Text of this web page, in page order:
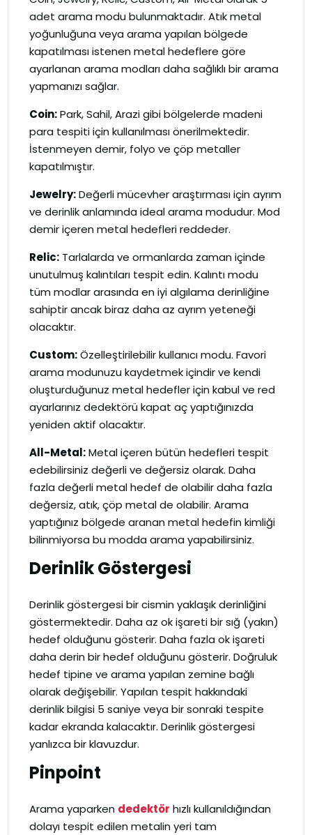
adet arama modu bulunmaktadır. Atık metal
yoğunluğuna veya arama yapılan bölgede
kapatılması istenen metal hedeflere göre
ayarlanan arama modları daha sağlıklı bir arama
yapmanızı sağlar.
Coin:Park, Sahil, Arazi gibi bölgelerde madeni
para tespiti için kullanılması önerilmektedir.
İstenmeyen demir, folyo ve çöp metaller
kapatılmıştır.
Jewelry:Değerli mücevher araştırması için ayrım
ve derinlik anlamında ideal arama modudur. Mod
demir içeren metal hedefleri reddeder.
Relic: Tarlalarda ve ormanlarda zaman içinde
unutulmuş kalıntıları tespit edin. Kalıntı modu
tüm modlar arasında en iyi algılama derinliğine
sahiptir ancak biraz daha az ayrım yeteneği
olacaktır.
Custom:Özelleştirilebilir kullanıcı modu. Favori
arama modunuzu kaydetmek içindir ve kendi
oluşturduğunuz metal hedefler için kabul ve red
ayarlarınız dedektörü kapat aç yaptığınızda
yeniden aktif olacaktır.
All-Metal:Metal içeren bütün hedefleri tespit
edebilirsiniz değerli ve değersiz olarak. Daha
fazla değerli metal hedef de olabilir daha fazla
değersiz, atık, çöp metal de olabilir. Arama
yaptığınız bölgede aranan metal hedefin kimliği
bilinmiyorsa bu modda arama yapabilirsiniz.
Derinlik Göstergesi
Derinlik göstergesi bir cismin yaklaşık derinliğini
göstermektedir. Daha az ok işareti bir sığ (yakın)
hedef olduğunu gösterir. Daha fazla ok işareti
daha derin bir hedef olduğunu gösterir. Doğruluk
hedef tipine ve arama yapılan zemine bağlı
olarak değişebilir. Yapılan tespit hakkındaki
derinlik bilgisi 5 saniye veya bir sonraki tespite
kadar ekranda kalacaktır. Derinlik göstergesi
yanlızca bir klavuzdur.
Pinpoint
Arama yaparken dedektör hızlı kullanıldığından
dolayı tespit edilen metalin yeri tam